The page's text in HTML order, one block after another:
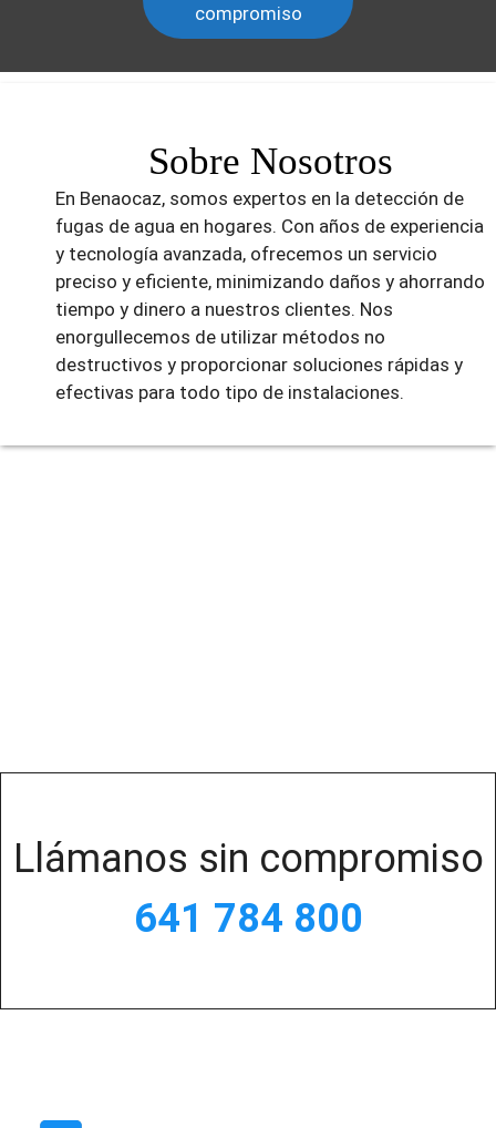
compromiso
Sobre Nosotros
En Benaocaz, somos expertos en la detección de
fugas de agua en hogares. Con años de experiencia
y tecnología avanzada, ofrecemos un servicio
preciso y eficiente, minimizando daños y ahorrando
tiempo y dinero a nuestros clientes. Nos
enorgullecemos de utilizar métodos no
destructivos y proporcionar soluciones rápidas y
efectivas para todo tipo de instalaciones.
Llámanos sin compromiso
641 784 800